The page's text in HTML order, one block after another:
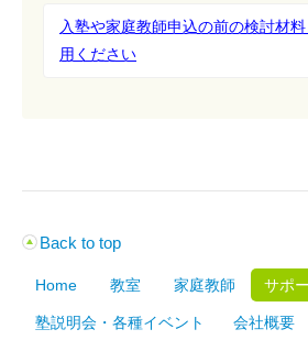
入塾や家庭教師申込の前の検討材
用ください
Back to top
Home 教室 家庭教師 サポ
塾説明会・各種イベント 会社概要